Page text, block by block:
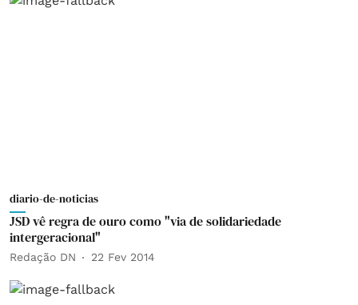
diario-de-noticias
JSD vê regra de ouro como "via de solidariedade
intergeracional"
Redação DN 22 Fev 2014